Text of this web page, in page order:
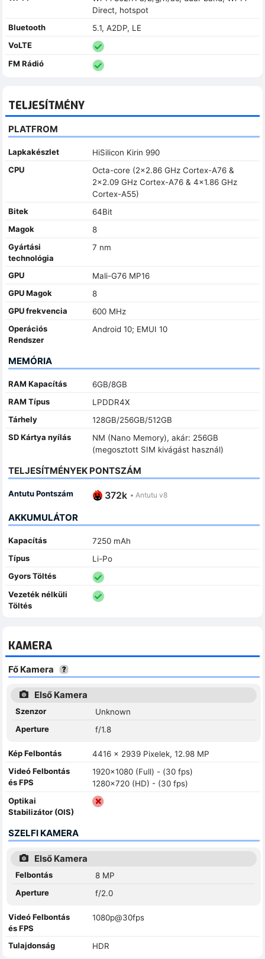
Direct, hotspot
Bluetooth
5.1, A2DP, LE
VoLTE
FM Rádió
TELJESÍTMÉNY
PLATFROM
Lapkakészlet
HiSilicon Kirin 990
CPU
Octa-core (2x2.86 GHz Cortex-A76 &
2x2.09 GHz Cortex-A76 & 4x1.86 GHz
Cortex-A55)
Bitek
64Bit
Magok
8
Gyártási
technológia
7 nm
GPU
Mali-G76 MP16
GPU Magok
8
GPU frekvencia
600 MHz
Operációs
Rendszer
Android 10; EMUI 10
MEMÓRIA
RAM Kapacítás
6GB/8GB
RAM Típus
LPDDR4X
Tárhely
128GB/256GB/512GB
SD Kártya nyílás
NM (Nano Memory), akár: 256GB
(megosztott SIM kivágást használ)
TELJESÍTMÉNYEK PONTSZÁM
Antutu Pontszám 372k • Antutu v8
AKKUMULÁTOR
Kapacítás
7250 mAh
Típus
Li-Po
Gyors Töltés
Vezeték nélküli
Töltés
KAMERA
Fő Kamera
Első Kamera
Szenzor
Unknown
Aperture
f/1.8
Kép Felbontás
4416 x 2939 Pixelek, 12.98 MP
Videó Felbontás
és FPS
1920x1080 (Full) - (30 fps)
1280x720 (HD) - (30 fps)
Optikai
Stabilizátor (OIS)
SZELFI KAMERA
Első Kamera
Felbontás
8 MP
Aperture
f/2.0
Videó Felbontás
és FPS
1080p@30fps
Tulajdonság HDR